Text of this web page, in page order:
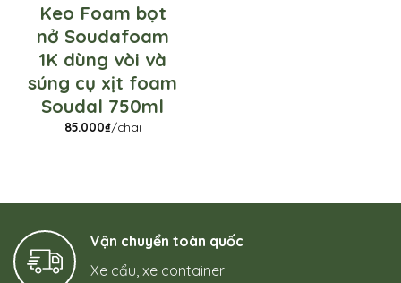
Keo Foam bọt
nở Soudafoam
1K dùng vòi và
súng cụ xịt foam
Soudal 750ml
85.000₫/chai
Vận chuyển toàn quốc
Xe cẩu, xe container